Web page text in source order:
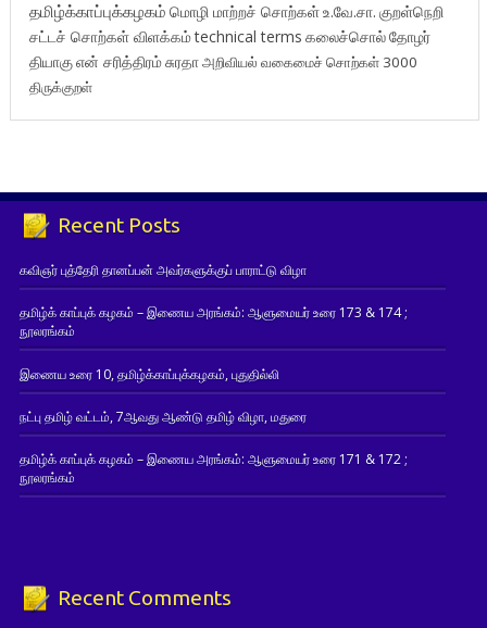
தமிழ்க்காப்புக்கழகம் மொழி மாற்றச் சொற்கள்உ.வே.சா. குறள்நெறி
சட்டச் சொற்கள் விளக்கம்technical terms கலைச்சொல்தோழர்
தியாகுஎன் சரித்திரம்சுரதாஅறிவியல் வகைமைச் சொற்கள் 3000
திருக்குறள்
Recent Posts
கவிஞர் புத்தேரி தானப்பன் அவர்களுக்குப் பாராட்டு விழா
தமிழ்க் காப்புக் கழகம் – இணைய அரங்கம்: ஆளுமையர் உரை 173 & 174 ;
நூலரங்கம்
இணைய உரை 10, தமிழ்க்காப்புக்கழகம், புதுதில்லி
நட்பு தமிழ் வட்டம், 7ஆவது ஆண்டு தமிழ் விழா, மதுரை
தமிழ்க் காப்புக் கழகம் – இணைய அரங்கம்: ஆளுமையர் உரை 171 & 172 ;
நூலரங்கம்
Recent Comments